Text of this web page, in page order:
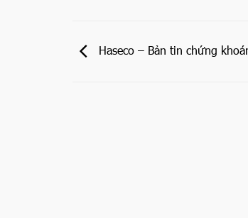
Haseco – Bản tin chứng